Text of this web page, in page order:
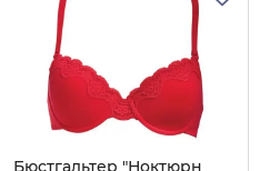
Бюстгальтер "Ноктюрн